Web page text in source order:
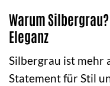
Warum
Eleganz
Silbergrau ist mehr
Statement für Stil